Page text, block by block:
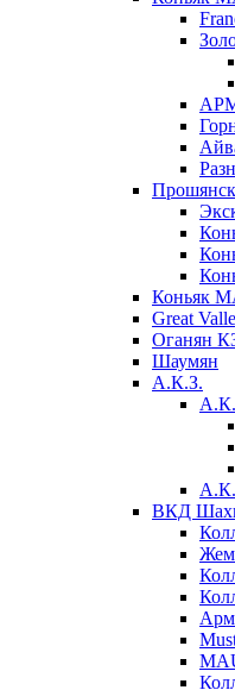
Коньяк
Great
Оганян
Шаумян
А.К.З.
ВКД